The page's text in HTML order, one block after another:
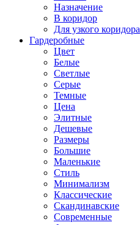
Назначение
В коридор
Для узкого коридора
Гардеробные
Цвет
Белые
Светлые
Серые
Темные
Цена
Элитные
Дешевые
Размеры
Большие
Маленькие
Стиль
Минимализм
Классические
Скандинавские
Современные